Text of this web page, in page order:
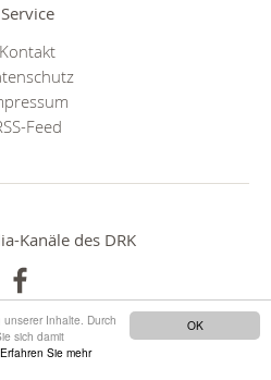
OK
Inhalte. Durch
sich damit
Erfahren Sie mehr
Service
Kontakt
Feed
Kanäle des DRK